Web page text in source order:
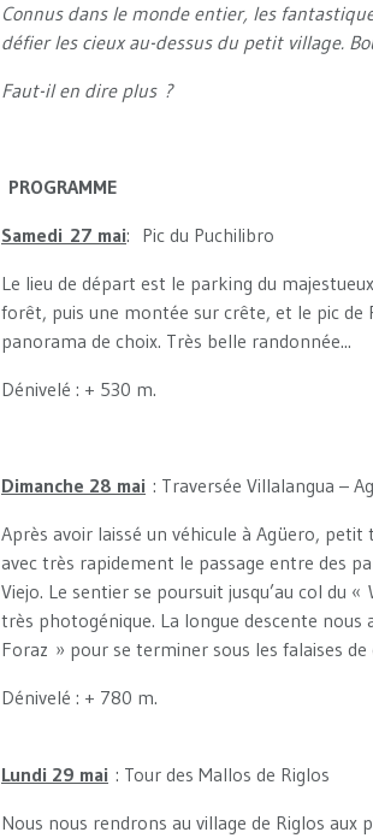
Connus dans le monde entier, les
défier les cieux au-dessus du petit village.
Faut-il en dire plus ?
PROGRAMME
Samedi 27 mai: Pic du Puchilibro
Le lieu de départ est le parking du
forêt, puis une montée sur crête, et le pic de
panorama de choix. Très belle randonnée...
Dénivelé : + 530 m.
Dimanche 28 mai : Traversée Villalangua –
Après avoir laissé un véhicule à Agüero,
avec très rapidement le passage entre des
Viejo. Le sentier se poursuit jusqu’au col du
très photogénique. La longue descente
Foraz » pour se terminer sous les falaises
Dénivelé : + 780 m.
Lundi 29 mai : Tour des Mallos de Riglos
Nous nous rendrons au village de Riglos aux